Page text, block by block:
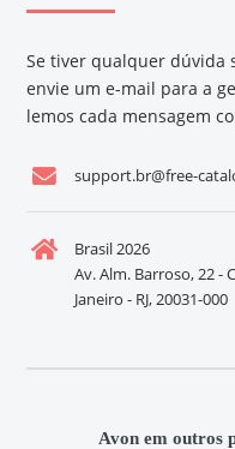
Se tiver qualquer dúvida
envie um e-mail para a
lemos cada mensagem
support.br@free-
Brasil 2026
Av. Alm. Barroso, 22 -
Janeiro - RJ, 20031-000
Avon em outros